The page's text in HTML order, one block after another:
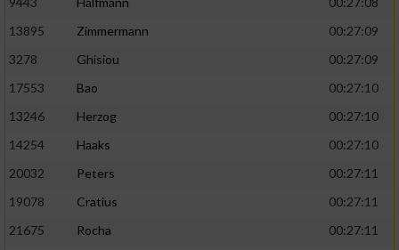
13895
Zimmermann
00:27:09
3278
Ghisiou
00:27:09
17553
Bao
00:27:10
13246
Herzog
00:27:10
14254
Haaks
00:27:10
20032
Peters
00:27:11
19078
Cratius
00:27:11
21675
Rocha
00:27:11